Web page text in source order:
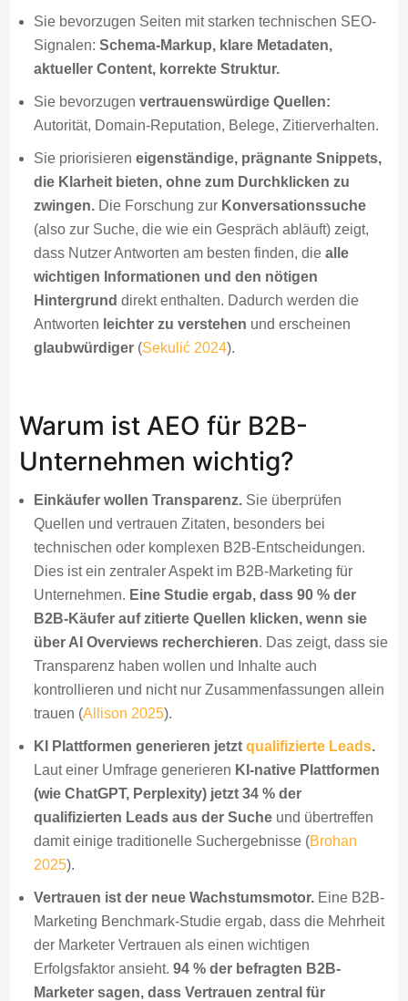
Sie bevorzugen Seiten mit starken technischen SEO-
Signalen:Schema-Markup, klare Metadaten,
aktueller Content, korrekte Struktur.
Sie bevorzugenvertrauenswürdige Quellen:
Autorität, Domain-Reputation, Belege, Zitierverhalten.
Sie priorisiereneigenständige, prägnante Snippets,
die Klarheit bieten, ohne zum Durchklicken zu
zwingen. Die Forschung zur Konversationssuche
(also zur Suche, die wie ein Gespräch abläuft) zeigt,
dass Nutzer Antworten am besten finden, diealle
wichtigen Informationen und den nötigen
Hintergrund direkt enthalten. Dadurch werden die
Antworten leichter zu verstehen und erscheinen
glaubwürdiger (Sekulić 2024).
Warum ist AEO für B2B-
Unternehmen wichtig?
Einkäufer wollen Transparenz. Sie überprüfen
Quellen und vertrauen Zitaten, besonders bei
technischen oder komplexen B2B-Entscheidungen.
Dies ist ein zentraler Aspekt im B2B-Marketing für
Unternehmen. Eine Studie ergab, dass 90 % der
B2B-Käufer auf zitierte Quellen klicken, wenn sie
über AI Overviews recherchieren. Das zeigt, dass sie
Transparenz haben wollen und Inhalte auch
kontrollieren und nicht nur Zusammenfassungen allein
trauen (Allison 2025).
KI Plattformen generieren jetztqualifizierte Leads.
Laut einer Umfrage generieren KI-native Plattformen
(wie ChatGPT, Perplexity) jetzt 34 % der
qualifizierten Leads aus der Suche und übertreffen
damit einige traditionelle Suchergebnisse (Brohan
2025).
Vertrauen ist der neue Wachstumsmotor. Eine B2B-
Marketing Benchmark-Studie ergab, dass die Mehrheit
der Marketer Vertrauen als einen wichtigen
Erfolgsfaktor ansieht.94 % der befragten B2B-
Marketer sagen, dass Vertrauen zentral für